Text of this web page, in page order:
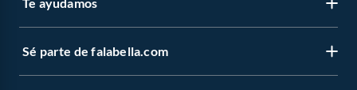
Sé parte de falabella.com